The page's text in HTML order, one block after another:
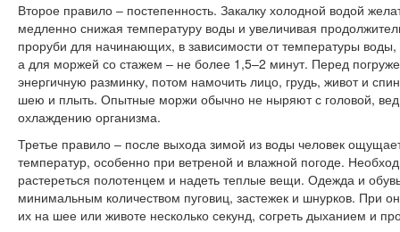
Второе правило ‒ постепенность. Закалку холодной водой
медленно снижая температуру воды и увеличивая
проруби для начинающих, в зависимости от температуры
а для моржей со стажем ‒ не более 1,5–2 минут. Перед
энергичную разминку, потом намочить лицо, грудь, живот и
шею и плыть. Опытные моржи обычно не ныряют с головой,
охлаждению организма.
Третье правило ‒ после выхода зимой из воды человек
температур, особенно при ветреной и влажной погоде.
растереться полотенцем и надеть теплые вещи. Одежда и
минимальным количеством пуговиц, застежек и шнурков. При
их на шее или животе несколько секунд, согреть дыханием и